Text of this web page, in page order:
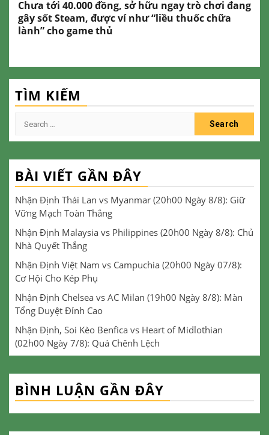
Chưa tới 40.000 đồng, sở hữu ngay trò chơi đang
gây sốt Steam, được ví như “liều thuốc chữa
lành” cho game thủ
TÌM KIẾM
Search
BÀI VIẾT GẦN ĐÂY
Nhận Định Thái Lan vs Myanmar (20h00 Ngày 8/8): Giữ
Vững Mạch Toàn Thắng
Nhận Định Malaysia vs Philippines (20h00 Ngày 8/8): Chủ
Nhà Quyết Thắng
Nhận Định Việt Nam vs Campuchia (20h00 Ngày 07/8):
Cơ Hội Cho Kép Phụ
Nhận Định Chelsea vs AC Milan (19h00 Ngày 8/8): Màn
Tổng Duyệt Đỉnh Cao
Nhận Định, Soi Kèo Benfica vs Heart of Midlothian
(02h00 Ngày 7/8): Quá Chênh Lệch
BÌNH LUẬN GẦN ĐÂY